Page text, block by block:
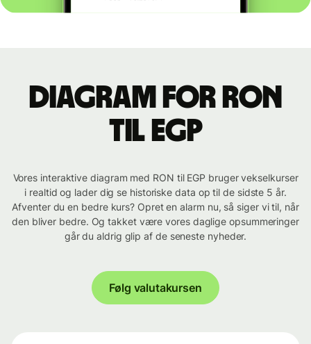
Diagram for RON
til EGP
Vores interaktive diagram med RON til EGP bruger vekselkurser
i realtid og lader dig se historiske data op til de sidste 5 år.
Afventer du en bedre kurs? Opret en alarm nu, så siger vi til, når
den bliver bedre. Og takket være vores daglige opsummeringer
går du aldrig glip af de seneste nyheder.
Følg valutakursen